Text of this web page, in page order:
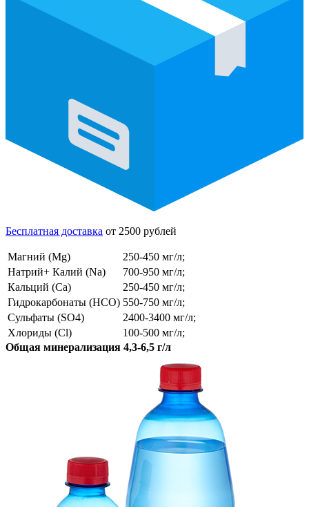
Бесплатная доставка от 2500 рублей
Магний (Mg)
250-450 мг/л;
Натрий+ Калий (Na)
700-950 мг/л;
Кальций (Ca)
250-450 мг/л;
Гидрокарбонаты (HCO) 550-750 мг/л;
Сульфаты (SO4)
2400-3400 мг/л;
Хлориды (Cl)
100-500 мг/л;
Общая минерализация 4,3-6,5 г/л